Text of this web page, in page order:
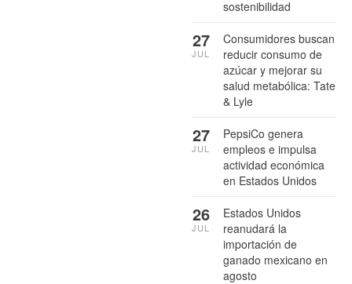
sostenibilidad
Consumidores buscan
reducir consumo de
azúcar y mejorar su
salud metabólica: Tate
& Lyle
27
JUL
PepsiCo genera
empleos e impulsa
actividad económica
en Estados Unidos
27
JUL
Estados Unidos
reanudará la
importación de
ganado mexicano en
agosto
26
JUL